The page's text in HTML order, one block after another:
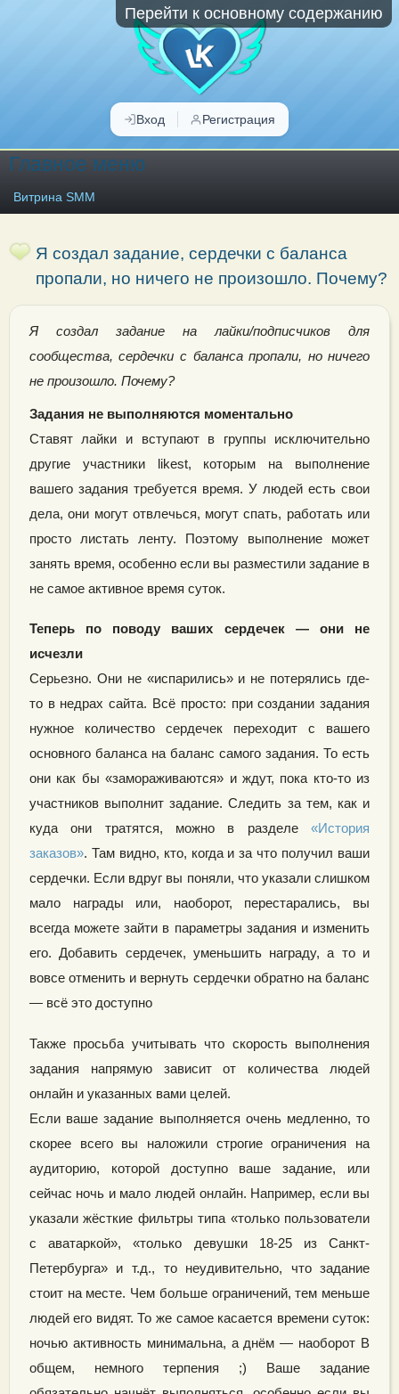
Перейти к основному содержанию
Вход Регистрация
Главное меню
Витрина SMM
Я создал задание, сердечки с баланса
пропали, но ничего не произошло. Почему?
Я создал задание на лайки/подписчиков для
сообщества, сердечки с баланса пропали, но ничего
не произошло. Почему?
Задания не выполняются моментально
Ставят лайки и вступают в группы исключительно
другие участники likest, которым на выполнение
вашего задания требуется время. У людей есть свои
дела, они могут отвлечься, могут спать, работать или
просто листать ленту. Поэтому выполнение может
занять время, особенно если вы разместили задание в
не самое активное время суток.
Теперь по поводу ваших сердечек — они не
исчезли
Серьезно. Они не «испарились» и не потерялись где-
то в недрах сайта. Всё просто: при создании задания
нужное количество сердечек переходит с вашего
основного баланса на баланс самого задания. То есть
они как бы «замораживаются» и ждут, пока кто-то из
участников выполнит задание. Следить за тем, как и
куда они тратятся, можно в разделе«История
заказов». Там видно, кто, когда и за что получил ваши
сердечки. Если вдруг вы поняли, что указали слишком
мало награды или, наоборот, перестарались, вы
всегда можете зайти в параметры задания и изменить
его. Добавить сердечек, уменьшить награду, а то и
вовсе отменить и вернуть сердечки обратно на баланс
— всё это доступно
Также просьба учитывать что скорость выполнения
задания напрямую зависит от количества людей
онлайн и указанных вами целей.
Если ваше задание выполняется очень медленно, то
скорее всего вы наложили строгие ограничения на
аудиторию, которой доступно ваше задание, или
сейчас ночь и мало людей онлайн. Например, если вы
указали жёсткие фильтры типа «только пользователи
с аватаркой», «только девушки 18-25 из Санкт-
Петербурга» и т.д., то неудивительно, что задание
стоит на месте. Чем больше ограничений, тем меньше
людей его видят. То же самое касается времени суток:
ночью активность минимальна, а днём — наоборот В
общем, немного терпения ;) Ваше задание